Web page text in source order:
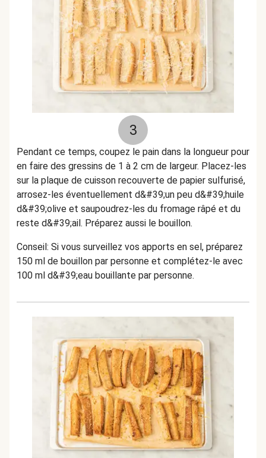
3
Pendant ce temps, coupez le pain dans la longueur pour
en faire des gressins de 1 à 2 cm de largeur. Placez-les
sur la plaque de cuisson recouverte de papier sulfurisé,
arrosez-les éventuellement d&#39;un peu d&#39;huile
d&#39;olive et saupoudrez-les du fromage râpé et du
reste d&#39;ail. Préparez aussi le bouillon.
Conseil: Si vous surveillez vos apports en sel, préparez
150 ml de bouillon par personne et complétez-le avec
100 ml d&#39;eau bouillante par personne.